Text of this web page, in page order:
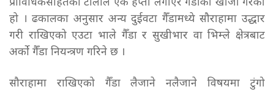
हो । ढकालका अनुसार अन्य दुईवटा गैँडामध्ये सौराहामा उद्धार
गरी राखिएको एउटा भाले गैँडा र सुखीभार वा भिम्ले क्षेत्रबाट
अर्काे गैँडा नियन्त्रण गरिने छ ।
सौराहामा राखिएको गैँडा लैजाने नलैजाने विषयमा टुंगो